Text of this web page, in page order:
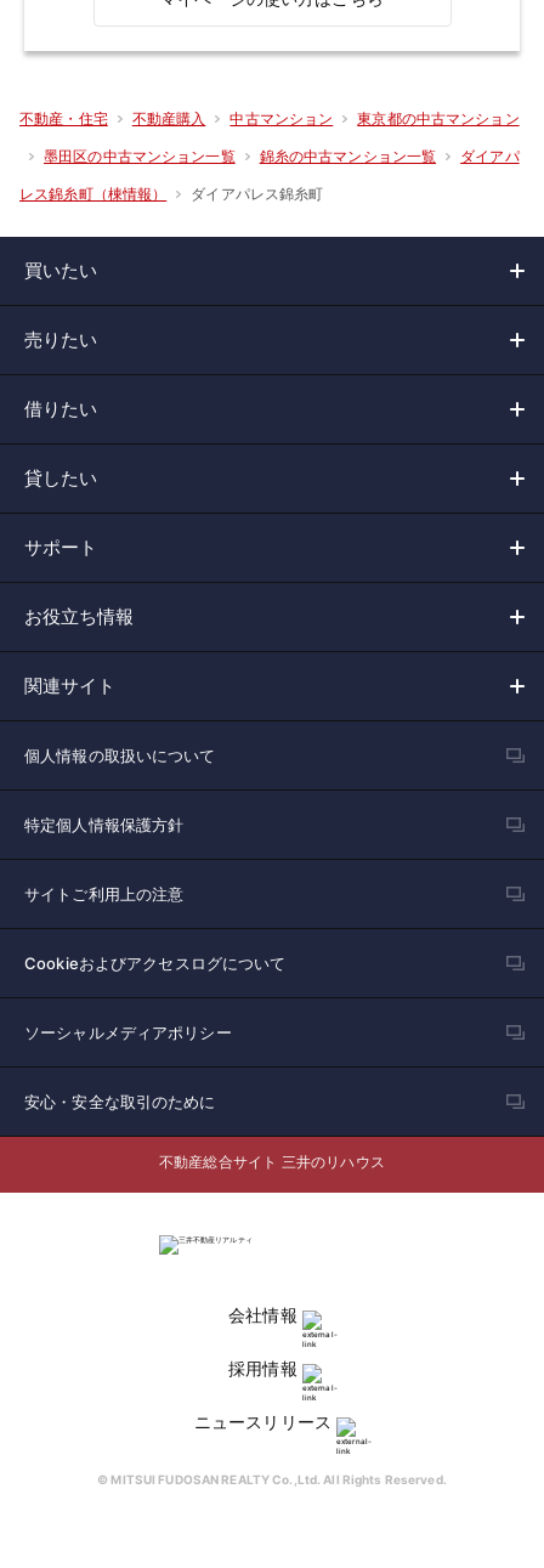
不動産・住宅 不動産購入 中古マンション 東京都の中古マンション
墨田区の中古マンション一覧 錦糸の中古マンション一覧 ダイアパ
レス錦糸町（棟情報） ダイアパレス錦糸町
買いたい
売りたい
借りたい
貸したい
サポート
お役立ち情報
関連サイト
個人情報の取扱いについて
特定個人情報保護方針
サイトご利用上の注意
Cookieおよびアクセスログについて
ソーシャルメディアポリシー
安心・安全な取引のために
不動産総合サイト 三井のリハウス
会社情報
採用情報
ニュースリリース
© MITSUI FUDOSAN REALTY Co.,Ltd. All Rights Reserved.